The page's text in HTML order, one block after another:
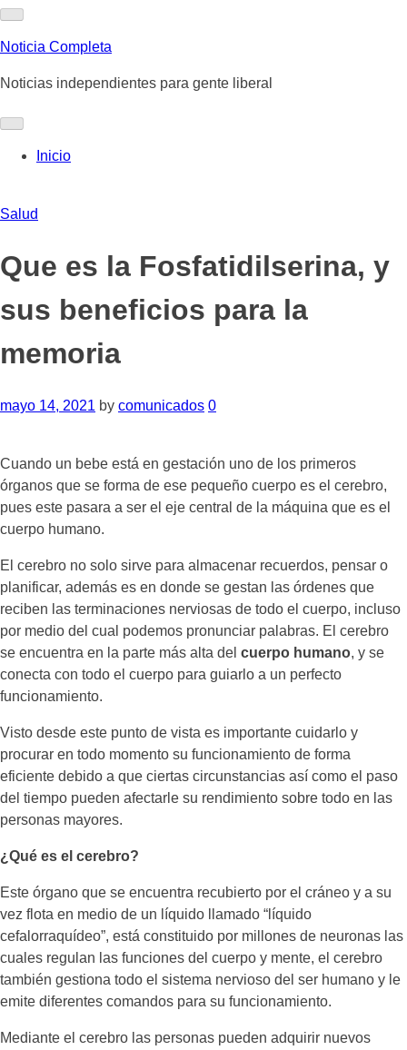
Skip
content
Noticia Completa
Noticias independientes para gente liberal
Inicio
Salud
Que es la Fosfatidilserina, y
sus beneficios para la
memoria
mayo 14, 2021 by comunicados 0
Cuando un bebe está en gestación uno de los primeros
órganos que se forma de ese pequeño cuerpo es el cerebro,
pues este pasara a ser el eje central de la máquina que es el
cuerpo humano.
El cerebro no solo sirve para almacenar recuerdos, pensar o
planificar, además es en donde se gestan las órdenes que
reciben las terminaciones nerviosas de todo el cuerpo, incluso
por medio del cual podemos pronunciar palabras. El cerebro
se encuentra en la parte más alta del cuerpo humano, y se
conecta con todo el cuerpo para guiarlo a un perfecto
funcionamiento.
Visto desde este punto de vista es importante cuidarlo y
procurar en todo momento su funcionamiento de forma
eficiente debido a que ciertas circunstancias así como el paso
del tiempo pueden afectarle su rendimiento sobre todo en las
personas mayores.
¿Qué es el cerebro?
Este órgano que se encuentra recubierto por el cráneo y a su
vez flota en medio de un líquido llamado “líquido
cefalorraquídeo”, está constituido por millones de neuronas las
cuales regulan las funciones del cuerpo y mente, el cerebro
también gestiona todo el sistema nervioso del ser humano y le
emite diferentes comandos para su funcionamiento.
Mediante el cerebro las personas pueden adquirir nuevos